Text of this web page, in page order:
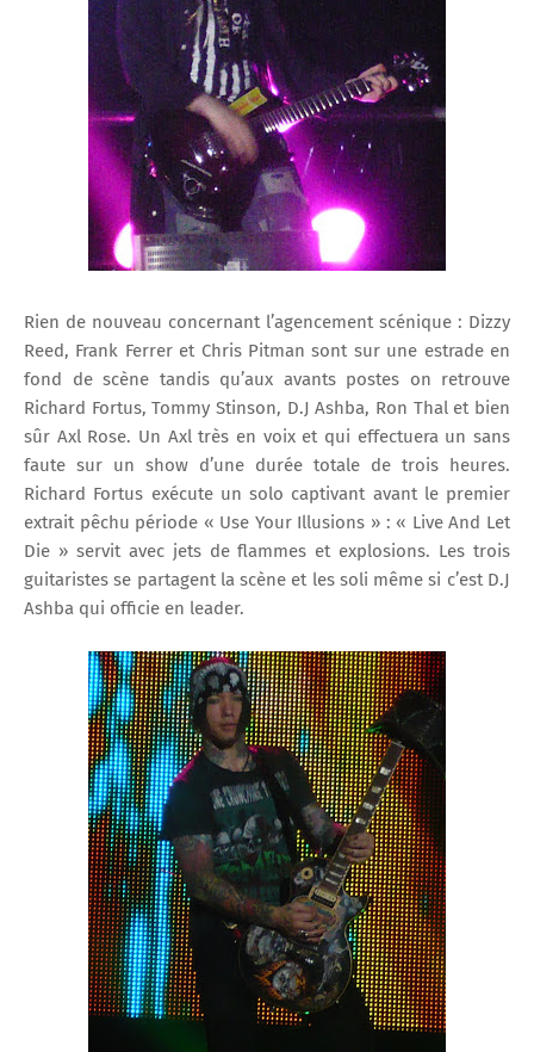
Rien de nouveau concernant l’agencement scénique : Dizzy
Reed, Frank Ferrer et Chris Pitman sont sur une estrade en
fond de scène tandis qu’aux avants postes on retrouve
Richard Fortus, Tommy Stinson, D.J Ashba, Ron Thal et bien
sûr Axl Rose. Un Axl très en voix et qui effectuera un sans
faute sur un show d’une durée totale de trois heures.
Richard Fortus exécute un solo captivant avant le premier
extrait pêchu période « Use Your Illusions » : « Live And Let
Die » servit avec jets de flammes et explosions. Les trois
guitaristes se partagent la scène et les soli même si c’est D.J
Ashba qui officie en leader.